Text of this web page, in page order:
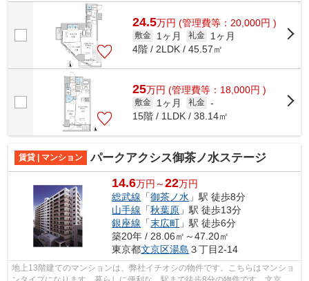
駅がある物件です。15階建ての物件です...
24.5万円 (管理費等：20,000円 )
敷金 1ヶ月 礼金
1ヶ月
4階 / 2LDK / 45.57㎡
25万円 (管理費等：18,000円 )
敷金 1ヶ月 礼金 -
15階 / 1LDK / 38.14㎡
賃貸 | マンション パークアクシス御茶ノ水ステージ
14.6万円～22万円
総武線 「御茶ノ水 」駅 徒歩8分
山手線 「秋葉原 」駅 徒歩13分
銀座線 「末広町 」駅 徒歩6分
築20年 / 28.06㎡～47.20㎡
東京都文京区湯島 ３丁目2-14
地上13階建てのマンションは、弊社イチオシの物件です。こちらはマンショ